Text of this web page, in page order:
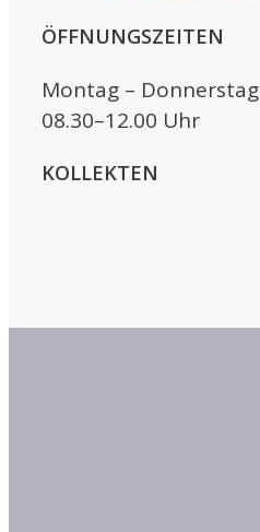
ÖFFNUNGSZEITEN
Montag – Donnerstag
08.30–12.00 Uhr
KOLLEKTEN